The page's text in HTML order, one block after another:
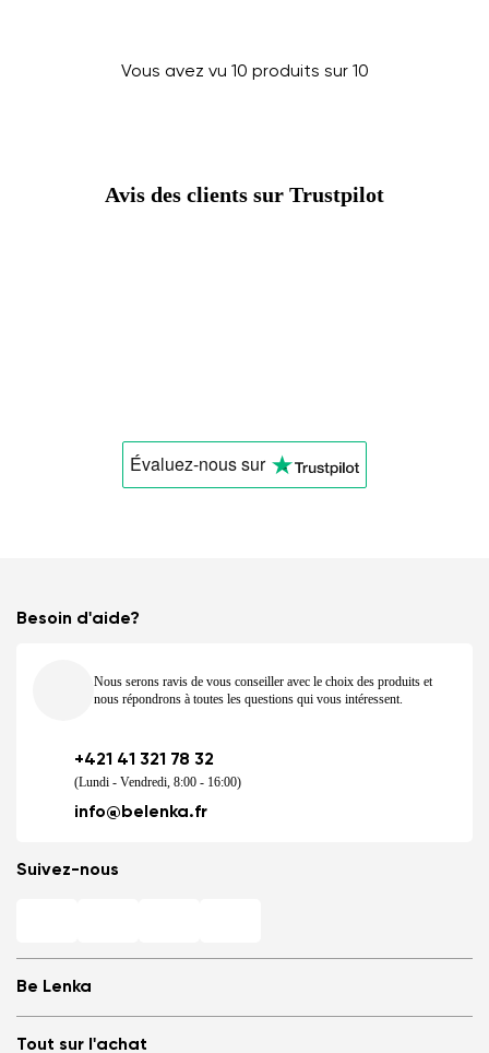
Vous avez vu 10 produits sur 10
Avis des clients sur Trustpilot
Évaluez-noussur
Be Lenka
Tout sur l'achat
Besoin d'aide?
Nous serons ravis de vous conseiller avec le choix des produits et
nous répondrons à toutes les questions qui vous intéressent.
+421 41 321 78 32
(Lundi - Vendredi, 8:00 - 16:00)
info@belenka.fr
Suivez-nous